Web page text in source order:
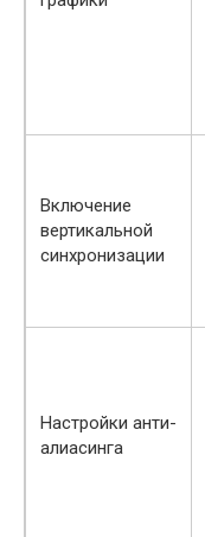
Включение
вертикальной
синхронизации
Настройки анти-
алиасинга